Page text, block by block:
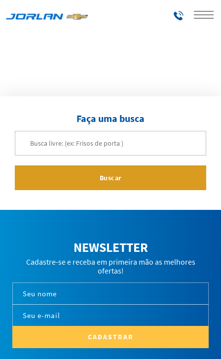
Telefones
Faça uma busca
Buscar
NEWSLETTER
Cadastre-se e receba em primeira mão as melhores
ofertas!
CADASTRAR